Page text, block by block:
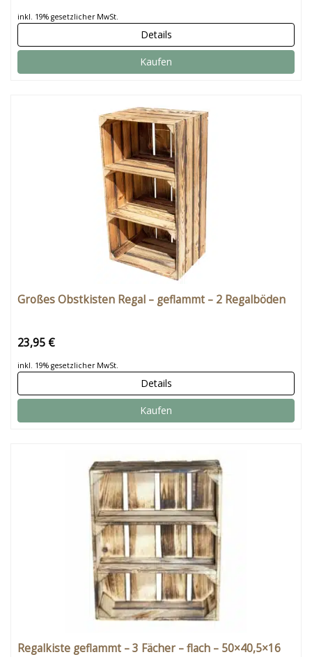
inkl. 19% gesetzlicher MwSt.
Details
Kaufen
Großes Obstkisten Regal – geflammt – 2 Regalböden
23,95 €
inkl. 19% gesetzlicher MwSt.
Details
Kaufen
Regalkiste geflammt – 3 Fächer – flach – 50×40,5×16